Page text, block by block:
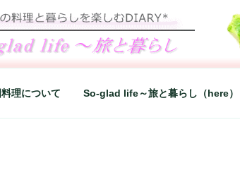
暮らし
、楽しい暮らしなどを綴る、世界248か国を
理について So-glad life～旅と暮らし（here）